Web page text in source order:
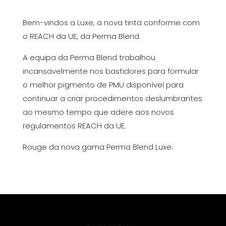
Bem-vindos a Luxe, a nova tinta conforme com
o REACH da UE, da Perma Blend.
A equipa da Perma Blend trabalhou
incansavelmente nos bastidores para formular
o melhor pigmento de PMU disponível para
continuar a criar procedimentos deslumbrantes
ao mesmo tempo que adere aos novos
regulamentos REACH da UE.
Rouge da nova gama Perma Blend Luxe.